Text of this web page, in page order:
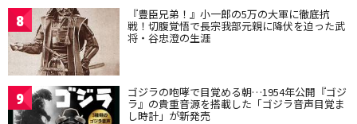
8 『豊臣兄弟！』小一郎の5万の大軍に徹底抗
戦！切腹覚悟で長宗我部元親に降伏を迫った武
将・谷忠澄の生涯
9 ゴジラの咆哮で目覚める朝…1954年公開『ゴジ
ラ』の貴重音源を搭載した「ゴジラ音声目覚ま
し時計」が新発売